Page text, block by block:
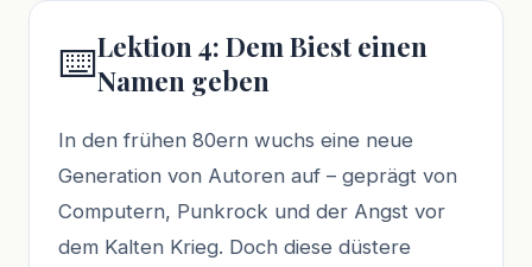
⌨️Lektion 4: Dem Biest einen
Namen geben
In den frühen 80ern wuchs eine neue
Generation von Autoren auf – geprägt von
Computern, Punkrock und der Angst vor
dem Kalten Krieg. Doch diese düstere